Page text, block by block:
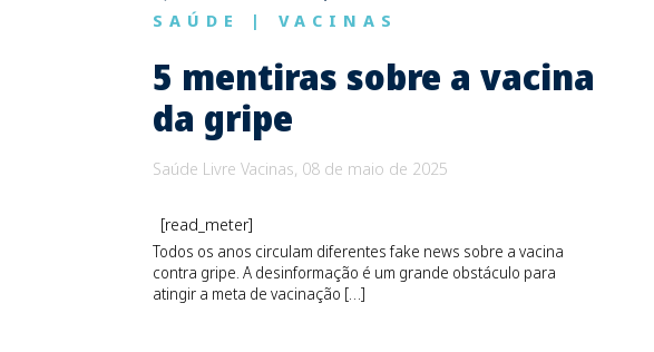
SAÚDE | VACINAS
5 mentiras sobre a vacina
da gripe
Saúde Livre Vacinas, 08 de maio de 2025
[read_meter]
Todos os anos circulam diferentes fake news sobre a vacina
contra gripe. A desinformação é um grande obstáculo para
atingir a meta de vacinação […]